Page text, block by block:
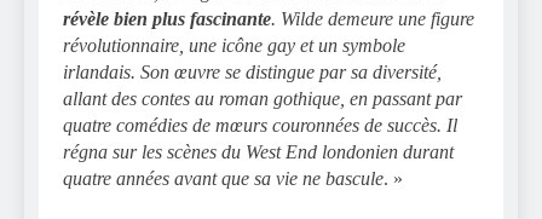
révèle bien plus fascinante. Wilde demeure une figure
révolutionnaire, une icône gay et un symbole
irlandais. Son œuvre se distingue par sa diversité,
allant des contes au roman gothique, en passant par
quatre comédies de mœurs couronnées de succès. Il
régna sur les scènes du West End londonien durant
quatre années avant que sa vie ne bascule. »